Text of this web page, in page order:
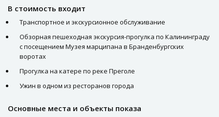
В стоимость входит
Транспортное и экскурсионное обслуживание
Обзорная пешеходная экскурсия-прогулка по Калининграду
с посещением Музея марципана в Бранденбургских
воротах
Прогулка на катере по реке Преголе
Ужин в одном из ресторанов города
Основные места и объекты показа